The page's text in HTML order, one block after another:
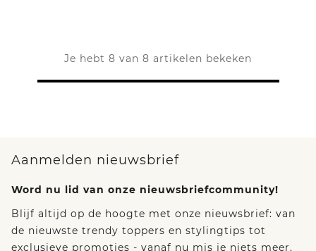
Je hebt 8 van 8 artikelen bekeken
Aanmelden nieuwsbrief
Word nu lid van onze nieuwsbriefcommunity!
Blijf altijd op de hoogte met onze nieuwsbrief: van
de nieuwste trendy toppers en stylingtips tot
exclusieve promoties - vanaf nu mis je niets meer.